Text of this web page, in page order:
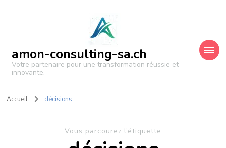
amon-consulting-sa.ch
Votre partenaire pour une transformation réussie et
innovante.
Accueil décisions
Vous parcourez l’étiquette